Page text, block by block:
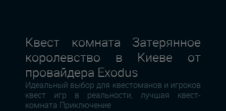
Квест комната Затерянное
королевство в Киеве от
провайдера Exodus
Идеальный выбор для квестоманов и игроков
квест игр в реальности, лучшая квест-
комната Приключение